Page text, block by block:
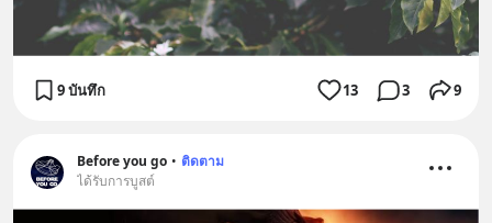
9 บันทึก 13 3 9
Before you go • ติดตาม
ได้รับการบูสต์